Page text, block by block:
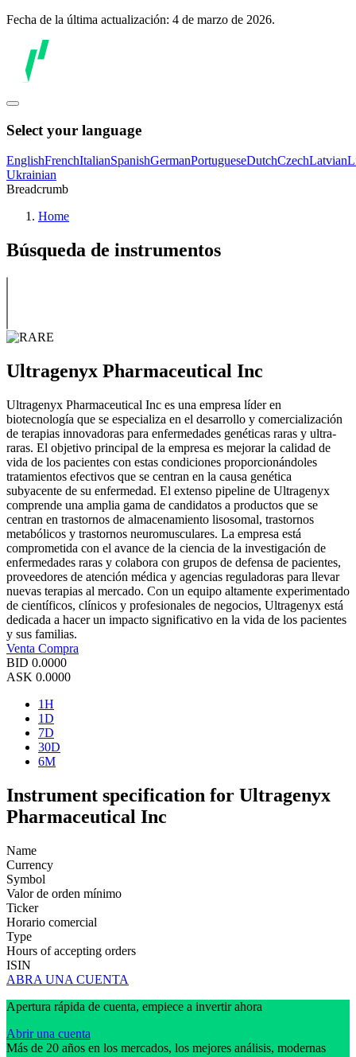
Fecha de la última actualización: 4 de marzo de 2026.
Select your language
EnglishFrenchItalianSpanishGermanPortugueseDutchCzechLatvian
Ukrainian
Breadcrumb
Home
Búsqueda de instrumentos
Ultragenyx Pharmaceutical Inc
Ultragenyx Pharmaceutical Inc es una empresa líder en
biotecnología que se especializa en el desarrollo y comercialización
de terapias innovadoras para enfermedades genéticas raras y ultra-
raras. El objetivo principal de la empresa es mejorar la calidad de
vida de los pacientes con estas condiciones proporcionándoles
tratamientos efectivos que se centran en la causa genética
subyacente de su enfermedad. El extenso pipeline de Ultragenyx
comprende una amplia gama de candidatos a productos que se
centran en trastornos de almacenamiento lisosomal, trastornos
metabólicos y trastornos neuromusculares. La empresa está
comprometida con el avance de la ciencia de la investigación de
enfermedades raras y colabora con grupos de defensa de pacientes,
proveedores de atención médica y agencias reguladoras para llevar
nuevas terapias al mercado. Con un equipo altamente experimentado
de científicos, clínicos y profesionales de negocios, Ultragenyx está
dedicada a hacer un impacto significativo en la vida de los pacientes
y sus familias.
Venta Compra
BID 0.0000
ASK 0.0000
1H
1D
7D
30D
6M
Instrument specification for Ultragenyx
Pharmaceutical Inc
Name
Currency
Symbol
Valor de orden mínimo
Ticker
Horario comercial
Type
Hours of accepting orders
ISIN
ABRA UNA CUENTA
Apertura rápida de cuenta, empiece a invertir ahora
Abrir una cuenta
Más de 20 años en los mercados, los mejores análisis, modernas